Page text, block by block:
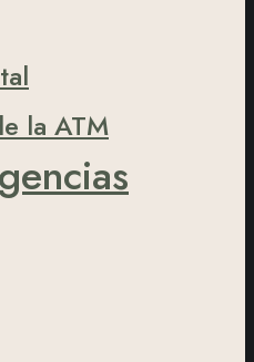
la ATM